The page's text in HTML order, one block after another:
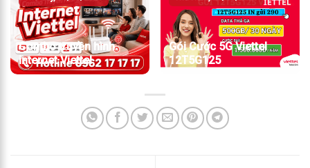
Combo truyền hình
internet Viettel
Gói Cước 5G Viettel
12T5G125